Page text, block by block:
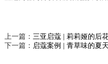
上一篇： 三亚启蔻 | 莉莉娅的后
下一篇： 启蔻案例 | 青草味的夏天